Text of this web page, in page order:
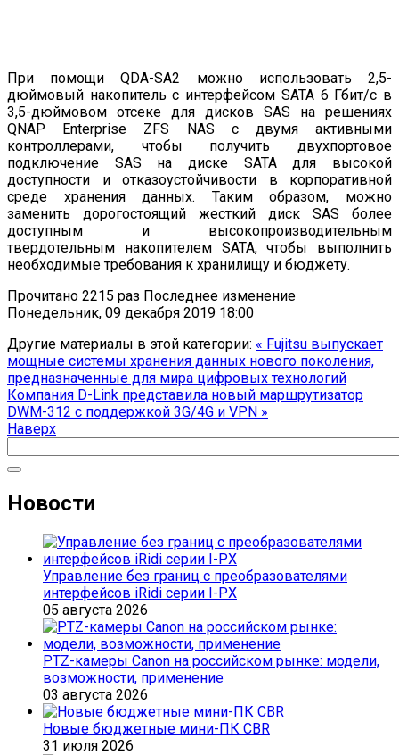
При помощи QDA-SA2 можно использовать 2,5-
дюймовый накопитель с интерфейсом SATA 6 Гбит/с в
3,5-дюймовом отсеке для дисков SAS на решениях
QNAP Enterprise ZFS NAS с двумя активными
контроллерами, чтобы получить двухпортовое
подключение SAS на диске SATA для высокой
доступности и отказоустойчивости в корпоративной
среде хранения данных. Таким образом, можно
заменить дорогостоящий жесткий диск SAS более
доступным и высокопроизводительным
твердотельным накопителем SATA, чтобы выполнить
необходимые требования к хранилищу и бюджету.
Прочитано 2215 раз Последнее изменение
Понедельник, 09 декабря 2019 18:00
Другие материалы в этой категории: « Fujitsu выпускает
мощные системы хранения данных нового поколения,
предназначенные для мира цифровых технологий
Компания D-Link представила новый маршрутизатор
DWM-312 с поддержкой 3G/4G и VPN »
Наверх
Новости
Управление без границ с преобразователями
интерфейсов iRidi серии I-PX
05 августа 2026
PTZ-камеры Canon на российском рынке: модели,
возможности, применение
03 августа 2026
Новые бюджетные мини-ПК CBR
31 июля 2026